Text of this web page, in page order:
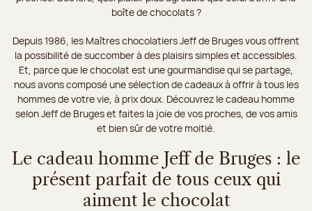
boîte de chocolats ?
Depuis 1986, les Maîtres chocolatiers Jeff de Bruges vous offrent
la possibilité de succomber à des plaisirs simples et accessibles.
Et, parce que le chocolat est une gourmandise qui se partage,
nous avons composé une sélection de cadeaux à offrir à tous les
hommes de votre vie, à prix doux. Découvrez le cadeau homme
selon Jeff de Bruges et faites la joie de vos proches, de vos amis
et bien sûr de votre moitié.
Le cadeau homme Jeff de Bruges : le
présent parfait de tous ceux qui
aiment le chocolat